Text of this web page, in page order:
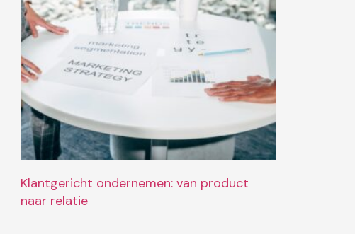
Klantgericht ondernemen: van product
naar relatie